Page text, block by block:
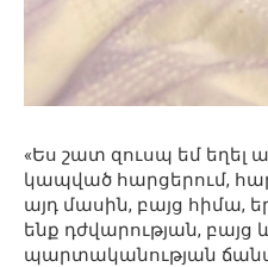
«Ես շատ զուսպ եմ եղել
կապված հարցերում,
այդ մասին, բայց հիմա,
ենք դժվարության, բայց
պարտականության